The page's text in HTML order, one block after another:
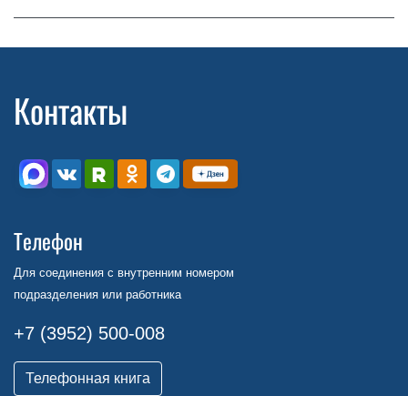
Контакты
Телефон
Для соединения с внутренним номером
подразделения или работника
+7 (3952) 500-008
Телефонная книга